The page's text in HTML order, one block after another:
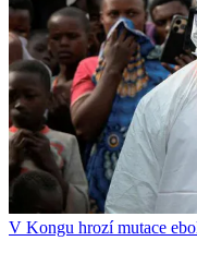
V Kongu hrozí mutace